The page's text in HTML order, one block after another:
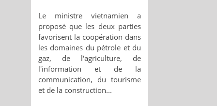
Le ministre vietnamien a
proposé que les deux parties
favorisent la coopération dans
les domaines du pétrole et du
gaz, de l'agriculture, de
l'information et de la
communication, du tourisme
et de la construction...